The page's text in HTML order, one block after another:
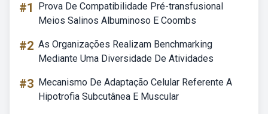
#1
Prova De Compatibilidade Pré-transfusional
Meios Salinos Albuminoso E Coombs
#2 As Organizações Realizam Benchmarking
Mediante Uma Diversidade De Atividades
#3 Mecanismo De Adaptação Celular Referente A
Hipotrofia Subcutânea E Muscular